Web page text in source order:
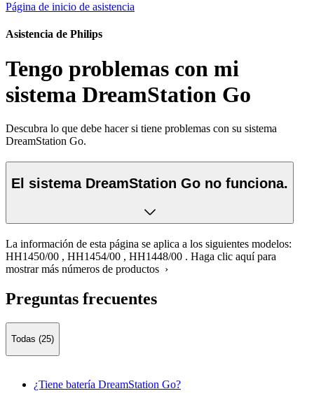
Página de inicio de asistencia
Asistencia de Philips
Tengo problemas con mi
sistema DreamStation Go
Descubra lo que debe hacer si tiene problemas con su sistema
DreamStation Go.
El sistema DreamStation Go no funciona.
La información de esta página se aplica a los siguientes modelos:
HH1450/00 , HH1454/00 , HH1448/00 . Haga clic aquí para
mostrar más números de productos ›
Preguntas frecuentes
Todas (25)
¿Tiene batería DreamStation Go?